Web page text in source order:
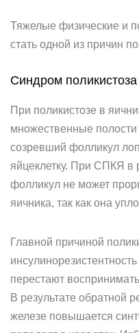
Тяжелые физические и
стать одной из причин
Синдром
При поликистозе в
множественные
созревший фолликул
яйцеклетку. При СПКЯ в
фолликул не может
яичника, так как она
Главной причиной
перестают
В результате обратной
железе повышается